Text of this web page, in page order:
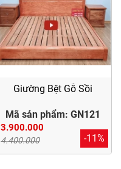
Giường Bệt Gỗ Sồi
Mã sản phẩm: GN121
3.900.000
4.400.000 -11%